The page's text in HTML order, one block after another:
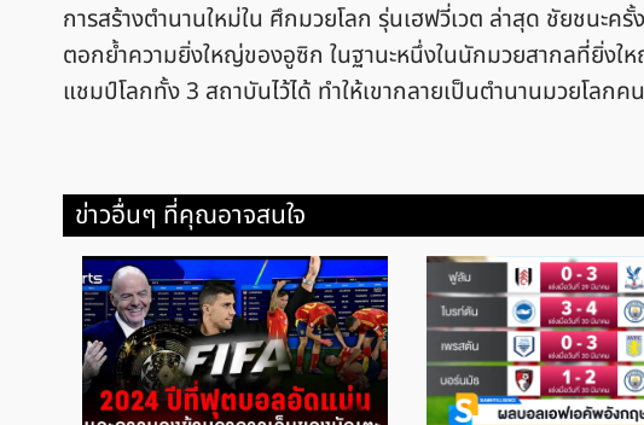
การสร้างตำนานใหม่ใน ศึกมวยโลก รุ่นเฮฟวี่เวต ล่าสุด ชัยชนะค
ตอกย้ำความยิ่งใหญ่ของอูซิก ในฐานะหนึ่งในนักมวยสากลที่ยิ่ง
แชมป์โลกทั้ง 3 สถาบันไว้ได้ ทำให้เขากลายเป็นตำนานมวยโล
ข่าวอื่นๆ ที่คุณอาจสนใจ